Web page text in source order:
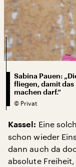
Sabina Pauen:
fliegen, damit
machen darf.“
© Privat
Kassel: Eine
schon wieder
dann auch da
absolute